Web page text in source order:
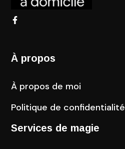
À propos
À propos de moi
Politique de confidentialité
Services de magie